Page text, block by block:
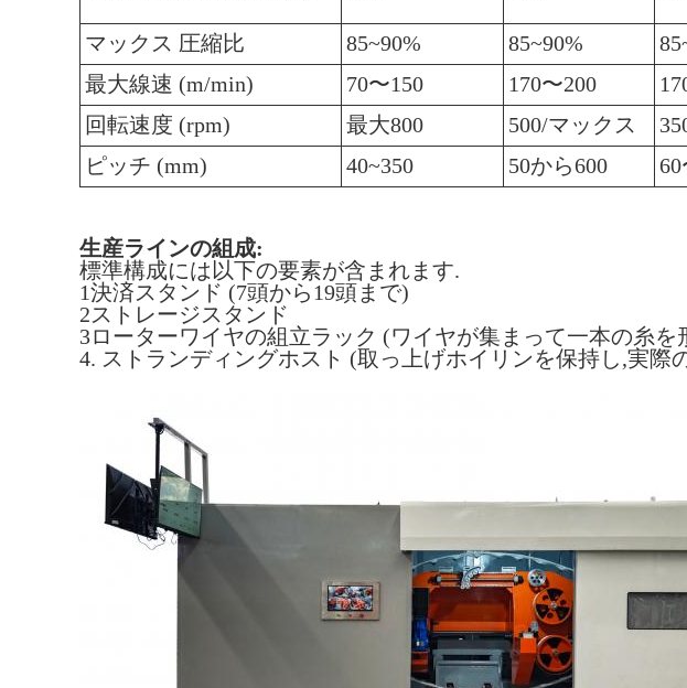
マックス 圧縮比 85~90% 85~90%
最大線速 (m/min)
70〜150 170〜200
回転速度 (rpm)
最大800 500/マックス
ピッチ (mm)
40~350 50から600 60
生産ラインの組成:
標準構成には以下の要素が含まれます.
1決済スタンド (7頭から19頭まで)
2ストレージスタンド
3ローターワイヤの組立ラック (ワイヤが集まって一本の糸を
4. ストランディングホスト (取っ上げホイリンを保持し,実際